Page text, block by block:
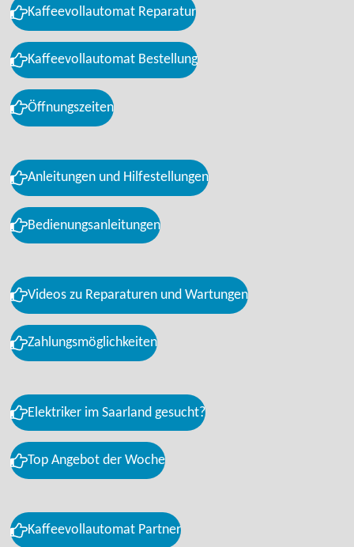
Kaffeevollautomat Reparatur
Kaffeevollautomat Bestellung
Öffnungszeiten
Anleitungen und Hilfestellungen
Bedienungsanleitungen
Videos zu Reparaturen und Wartungen
Zahlungsmöglichkeiten
Elektriker im Saarland gesucht?
Top Angebot der Woche
Kaffeevollautomat Partner